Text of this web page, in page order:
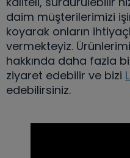
daim müşterilerimizi
koyarak onların
vermekteyiz.
hakkında daha fazla
ziyaret edebilir ve bizi
edebilirsiniz.